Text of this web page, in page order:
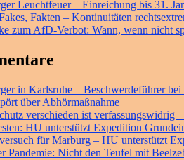
Leuchtfeuer – Einreichung bis 31.
Fakten – Kontinuitäten
zum AfD-Verbot: Wann, wenn nicht
in Karlsruhe – Beschwerdeführer
über Abhörmaßnahme
verschieden ist
HU unterstützt Expedition
für Marburg – HU unterstützt
Pandemie: Nicht den Teufel mit